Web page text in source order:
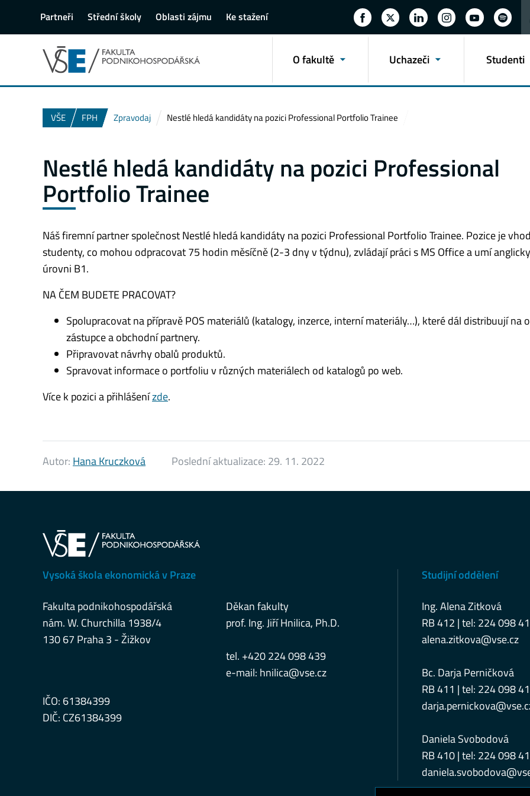
Partneři Střední školy Oblasti zájmu Ke stažení
O fakultě Uchazeči Studenti
VŠE FPH Zpravodaj Nestlé hledá kandidáty na pozici Professional Portfolio Trainee
Nestlé hledá kandidáty na pozici Professional
Portfolio Trainee
Náš firemní partner společnost Nestlé hledá kandidáty na pozici Professional Portfolio Trainee. Pozice je
studenty, co mohou odpracovat 75 hodin měsíčně (2-3 dny v týdnu), zvládají práci s MS Office a umí
úrovni B1.
NA ČEM BUDETE PRACOVAT?
Spolupracovat na přípravě POS materiálů (katalogy, inzerce, interní materiály…), které dál distribuují na
zástupce a obchodní partnery.
Připravovat návrhy obalů produktů.
Spravovat informace o portfoliu v různých materiálech od katalogů po web.
Více k pozici a přihlášenízde.
Autor: Hana Kruczková Poslední aktualizace: 29. 11. 2022
Vysoká škola ekonomická v Praze
Fakulta podnikohospodářská
nám. W. Churchilla 1938/4
130 67 Praha 3 - Žižkov
Děkan fakulty
prof. Ing. Jiří Hnilica, Ph.D.
tel. +420 224 098 439
e-mail: hnilica@vse.cz
IČO: 61384399
DIČ: CZ61384399
Studijní oddělení
Ing. Alena Zitková
RB 412 | tel: 224 098
alena.zitkova@vse.cz
Bc. Darja Perničková
RB 411 | tel: 224 098
Daniela Svobodová
RB 410 | tel: 224 098